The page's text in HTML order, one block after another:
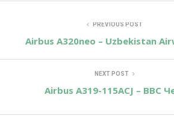
PREVIOUS POST
Airbus A320neo – Uzbekistan
NEXT POST
Airbus A319-115ACJ – ВВС